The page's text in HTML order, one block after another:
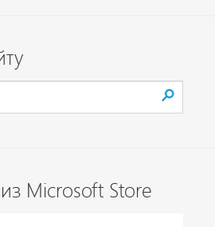
Microsoft Store